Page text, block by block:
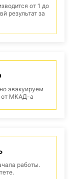
от 1 до
результат за
эвакуируем
от МКАД-а
работы.